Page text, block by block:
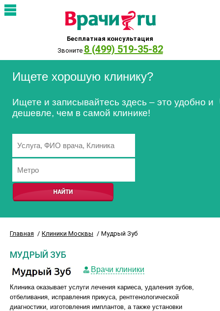
Бесплатная консультация
Звоните 8 (499) 519-35-82
Ищете хорошую клинику?
Ищете и записывайтесь здесь – это удобно и
дешевле, чем в самой клинике!
Главная Клиники Москвы Мудрый Зуб
МУДРЫЙ ЗУБ
Врачи клиники
Клиника оказывает услуги лечения кариеса, удаления зубов,
отбеливания, исправления прикуса, рентгенологической
диагностики, изготовления имплантов, а также установки